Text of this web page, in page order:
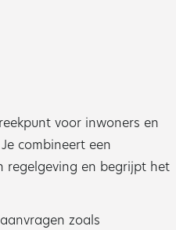
voor inwoners en
combineert een
regelgeving en begrijpt het
zoals